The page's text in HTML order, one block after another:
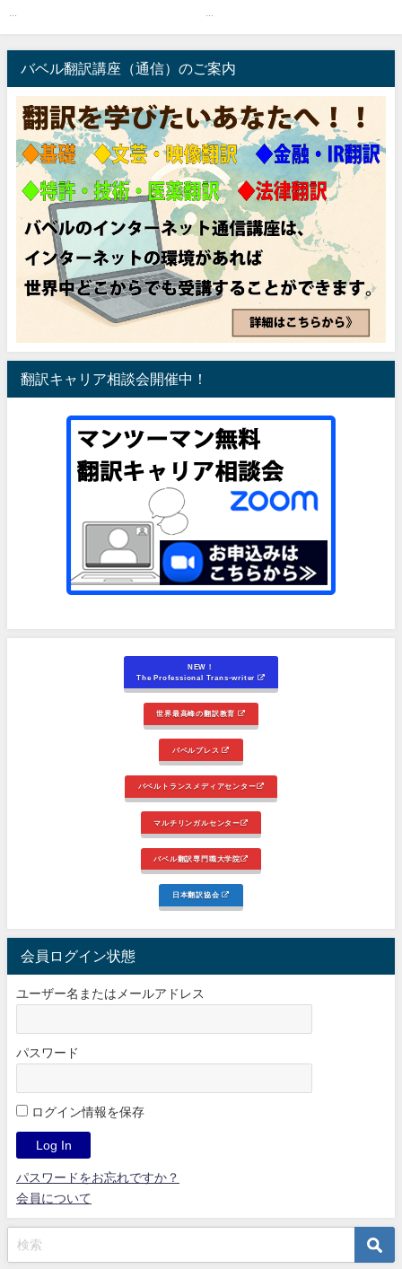
バベル翻訳講座（通信）のご案内
翻訳キャリア相談会開催中！
NEW！
The Professional Trans-writer
世界最高峰の翻訳教育
バベルプレス
バベルトランスメディアセンター
マルチリンガルセンター
バベル翻訳専門職大学院
日本翻訳協会
会員ログイン状態
ユーザー名またはメールアドレス
パスワード
ログイン情報を保存
パスワードをお忘れですか？
会員について